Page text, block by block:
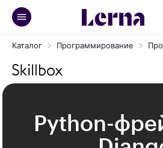
Каталог Программирование
Python-